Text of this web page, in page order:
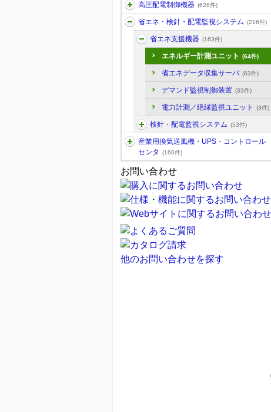
高圧配電制御機器 (628件)
省エネ・検針・配電監視システム (216件)
省エネ支援機器 (163件)
エネルギー計測ユニット (64件)
省エネデータ収集サーバ (63件)
デマンド監視制御装置 (33件)
電力計測／絶縁監視ユニット (3件)
検針・配電監視システム (53件)
産業用換気送風機・UPS・コントロール
センタ
(160件)
お問い合わせ
他のお問い合わせを探す